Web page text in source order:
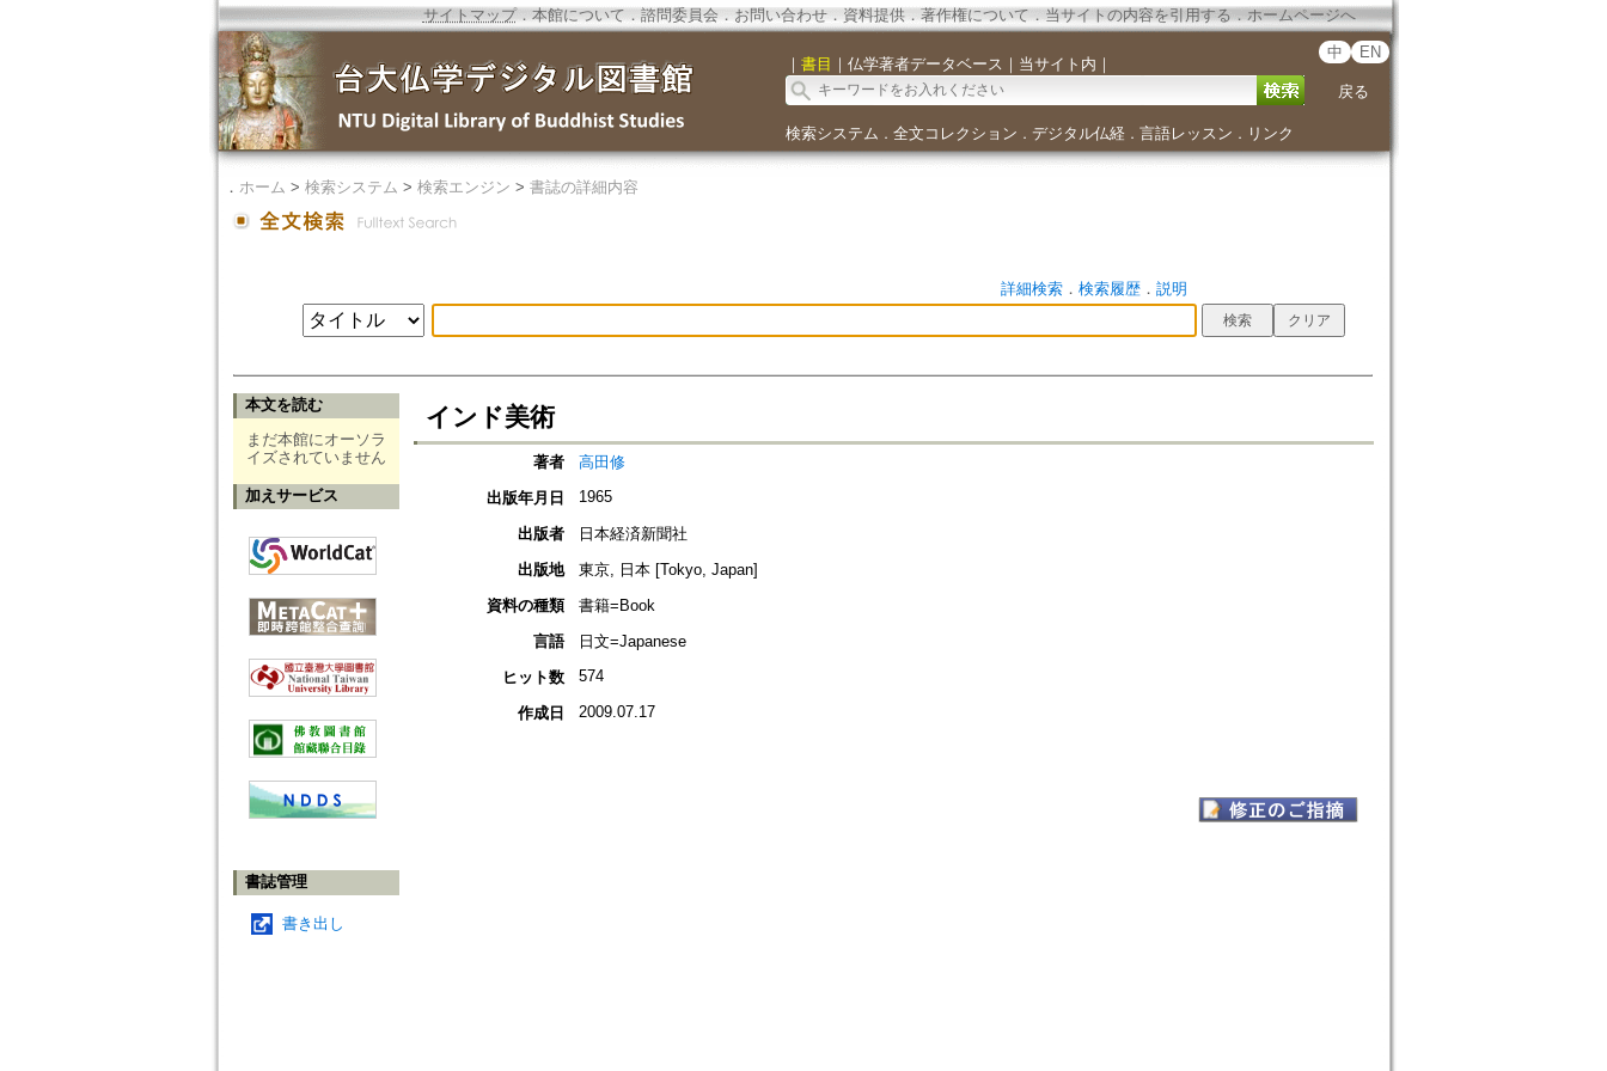
サイトマップ．本館について ． 諮問委員会． お問い合わせ． 資料提供． 著作権について．当サイトの内容を引用する ． ホームページへ
｜ 書目 ｜ 仏学著者データベース ｜ 当サイト内 ｜
中 EN
戻る
検索システム ． 全文コレクション ． デジタル仏経． 言語レッスン ． リンク
． ホーム > 検索システム > 検索エンジン > 書誌の詳細内容
詳細検索． 検索履歴． 説明
本文を読む
まだ本館にオーソラ
イズされていません
加えサービス
書誌管理
書き出し
インド美術
著者
高田修
出版年月日
1965
出版者
日本経済新聞社
出版地
東京, 日本 [Tokyo, Japan]
資料の種類
書籍=Book
言語
日文=Japanese
ヒット数
574
作成日 2009.07.17